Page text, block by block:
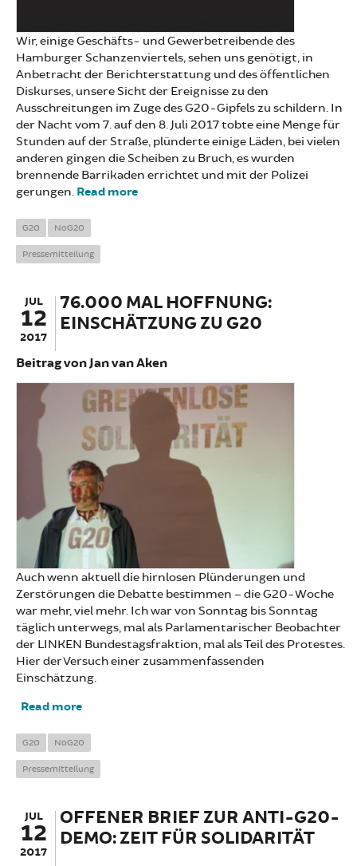
Wir, einige Geschäfts- und Gewerbetreibende des
Hamburger Schanzenviertels, sehen uns genötigt, in
Anbetracht der Berichterstattung und des öffentlichen
Diskurses, unsere Sicht der Ereignisse zu den
Ausschreitungen im Zuge des G20-Gipfels zu schildern. In
der Nacht vom 7. auf den 8. Juli 2017 tobte eine Menge für
Stunden auf der Straße, plünderte einige Läden, bei vielen
anderen gingen die Scheiben zu Bruch, es wurden
brennende Barrikaden errichtet und mit der Polizei
gerungen. Read more
G20 NoG20
Pressemitteilung
JUL
12
2017
76.000 MAL HOFFNUNG:
EINSCHÄTZUNG ZU G20
Beitrag von Jan van Aken
Auch wenn aktuell die hirnlosen Plünderungen und
Zerstörungen die Debatte bestimmen – die G20-Woche
war mehr, viel mehr. Ich war von Sonntag bis Sonntag
täglich unterwegs, mal als Parlamentarischer Beobachter
der LINKEN Bundestagsfraktion, mal als Teil des Protestes.
Hier der Versuch einer zusammenfassenden
Einschätzung.
Read more
G20 NoG20
Pressemitteilung
JUL
12
2017
OFFENER BRIEF ZUR ANTI-G20-
DEMO: ZEIT FÜR SOLIDARITÄT